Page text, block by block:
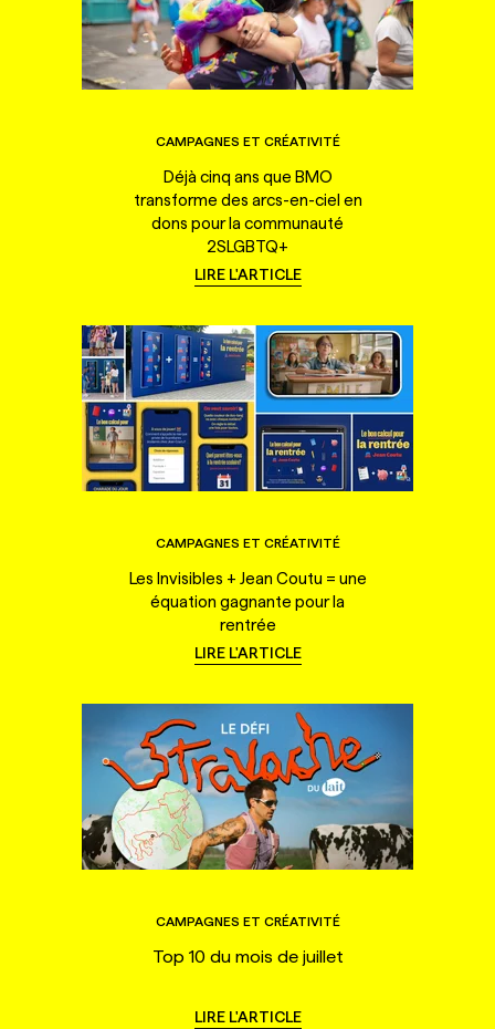
CAMPAGNES ET CRÉATIVITÉ
Déjà cinq ans que BMO
transforme des arcs-en-ciel en
dons pour la communauté
2SLGBTQ+
LIRE L'ARTICLE
CAMPAGNES ET CRÉATIVITÉ
Les Invisibles + Jean Coutu = une
équation gagnante pour la
rentrée
LIRE L'ARTICLE
CAMPAGNES ET CRÉATIVITÉ
Top 10 du mois de juillet
LIRE L'ARTICLE